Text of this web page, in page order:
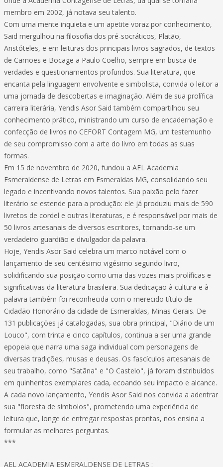
membro em 2002, já notava seu talento.
Com uma mente inquieta e um apetite voraz por conhecimento,
Said mergulhou na filosofia dos pré-socráticos, Platão,
Aristóteles, e em leituras dos principais livros sagrados, de textos
de Camões e Bocage a Paulo Coelho, sempre em busca de
verdades e questionamentos profundos. Sua literatura, que
encanta pela linguagem envolvente e simbolista, convida o leitor a
uma jornada de descobertas e imaginação. Além de sua prolífica
carreira literária, Yendis Asor Said também compartilhou seu
conhecimento prático, ministrando um curso de encadernação e
confecção de livros no CEFORT Contagem MG, um testemunho
de seu compromisso com a arte do livro em todas as suas
formas.
Em 15 de novembro de 2020, fundou a AEL Academia
Esmeraldense de Letras em Esmeraldas MG, consolidando seu
legado e incentivando novos talentos. Sua paixão pelo fazer
literário se estende para a produção: ele já produziu mais de 590
livretos de cordel e outras literaturas, e é responsável por mais de
50 livros artesanais de diversos escritores, tornando-se um
verdadeiro guardião e divulgador da palavra.
Hoje, Yendis Asor Said celebra um marco notável com o
lançamento de seu centésimo vigésimo segundo livro,
solidificando sua posição como uma das vozes mais prolíficas e
significativas da literatura brasileira. Sua dedicação à cultura e à
palavra também foi reconhecida com o merecido título de
Cidadão Honorário da cidade de Esmeraldas, Minas Gerais. De
131 publicações já catalogadas, sua obra principal, "Diário de um
Louco", com trinta e cinco capítulos, continua a ser uma grande
epopeia que narra uma saga individual com personagens de
diversas tradições, musas e deusas. Os fascículos artesanais de
seu trabalho, como "Satãna" e "O Castelo", já foram distribuídos
em quinhentos exemplares cada, ecoando seu impacto e alcance.
A cada novo lançamento, Yendis Asor Said nos convida a adentrar
sua "floresta de símbolos", prometendo uma experiência de
leitura que, longe de entregar respostas prontas, nos ensina a
formular as melhores perguntas.
***
AEL ACADEMIA ESMERALDENSE DE LETRAS :